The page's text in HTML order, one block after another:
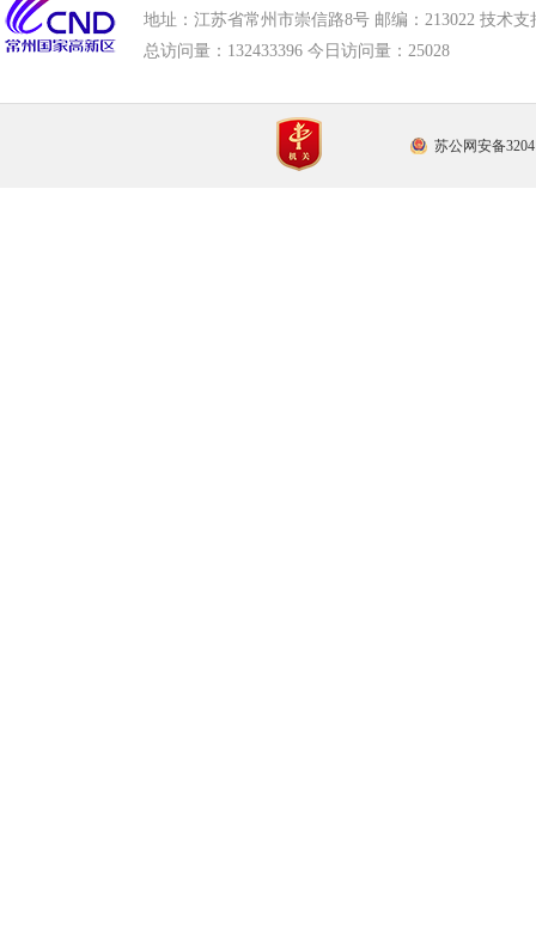
地址：江苏省常州市崇信路8号 邮编：213022 技术支
总访问量： 132433396 今日访问量： 25028
苏公网安备